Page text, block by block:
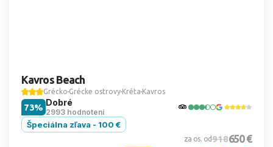
Kavros Beach
Grécko Grécke ostrovy Kréta Kavros
Dobré
2993 hodnotení
73%
Špeciálna zľava - 100 €
za os. od918650 €